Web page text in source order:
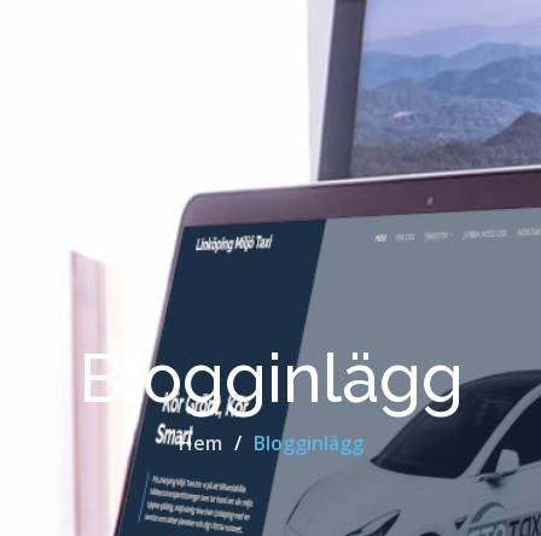
Blogginlägg
Hem Blogginlägg